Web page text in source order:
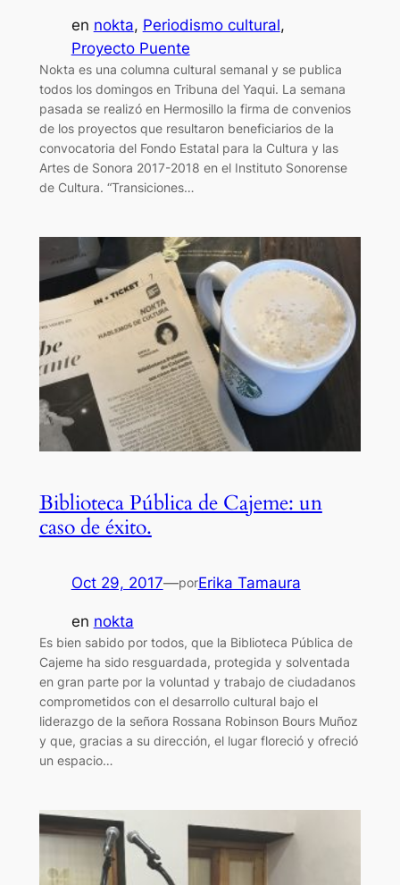
en nokta, Periodismo cultural
Proyecto Puente
Nokta es una columna cultural semanal y se publica
todos los domingos en Tribuna del Yaqui. La semana
pasada se realizó en Hermosillo la firma de convenios
de los proyectos que resultaron beneficiarios de la
convocatoria del Fondo Estatal para la Cultura y las
Artes de Sonora 2017-2018 en el Instituto Sonorense
de Cultura. “Transiciones…
Biblioteca Pública de Cajeme: un
caso de éxito.
Oct 29, 2017—porErika Tamaura
en nokta
Es bien sabido por todos, que la Biblioteca Pública de
Cajeme ha sido resguardada, protegida y solventada
en gran parte por la voluntad y trabajo de ciudadanos
comprometidos con el desarrollo cultural bajo el
liderazgo de la señora Rossana Robinson Bours Muñoz
y que, gracias a su dirección, el lugar floreció y ofreció
un espacio…